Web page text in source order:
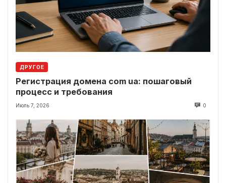
ДРУГОЕ
Регистрация домена com ua: пошаговый
процесс и требования
Июль 7, 2026 0